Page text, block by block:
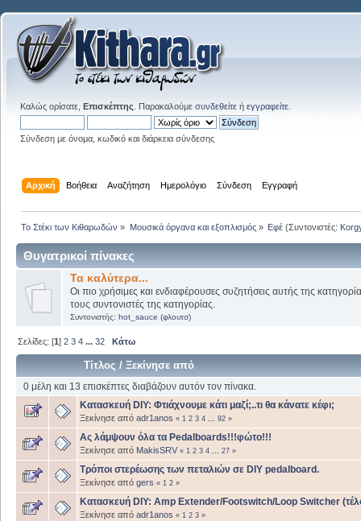
Καλώς ορίσατε, Επισκέπτης . Παρακαλούμε συνδεθείτε ή εγγραφείτε
Σύνδεση με όνομα, κωδικό και διάρκεια σύνδεσης
Αρχική Βοήθεια Αναζήτηση Ημερολόγιο Σύνδεση Εγγραφή
Το Στέκι των Κιθαρωδών » Μουσικά όργανα και εξοπλισμός» Εφέ(Συντονιστές:
Θυγατρικοί πίνακες
Τα καλύτερα...
Οι πιο χρήσιμες και ενδιαφέρουσες συζητήσεις αυτής της
τους συντονιστές της κατηγορίας.
Συντονιστής: hot_sauce (φλουτσ)
Σελίδες: [1]2 3 4 ...32 Κάτω
Τίτλος /Ξεκίνησε από
0 μέλη και 13 επισκέπτες διαβάζουν αυτόν τον πίνακα.
Κατασκευή DIY: Φτιάχνουμε κάτι μαζί;..τι θα κάνατε κέφι;
Ξεκίνησε από adr1anos « 1 2 3 4 ... 92 »
Ας λάμψουν όλα τα Pedalboards!!!φώτο!!!
Ξεκίνησε από MakisSRV « 1 2 3 4 ... 27 »
Τρόποι στερέωσης των πεταλιών σε DIY pedalboard.
Ξεκίνησε από gers « 1 2 »
Κατασκευή DIY: Amp Extender/Footswitch/Loop Switcher
Ξεκίνησε από adr1anos « 1 2 3 »